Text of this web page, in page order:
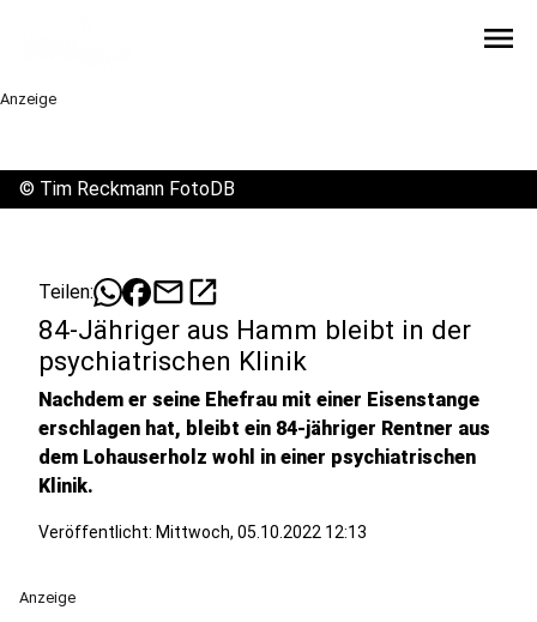
menu
Anzeige
© Tim Reckmann FotoDB
Teilen: mailopen_in_new
84-Jähriger aus Hamm bleibt in der
psychiatrischen Klinik
Nachdem er seine Ehefrau mit einer Eisenstange
erschlagen hat, bleibt ein 84-jähriger Rentner aus
dem Lohauserholz wohl in einer psychiatrischen
Klinik.
Veröffentlicht: Mittwoch, 05.10.2022 12:13
Anzeige